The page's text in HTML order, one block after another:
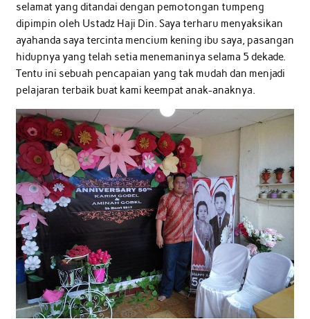
selamat yang ditandai dengan pemotongan tumpeng
dipimpin oleh Ustadz Haji Din. Saya terharu menyaksikan
ayahanda saya tercinta mencium kening ibu saya, pasangan
hidupnya yang telah setia menemaninya selama 5 dekade.
Tentu ini sebuah pencapaian yang tak mudah dan menjadi
pelajaran terbaik buat kami keempat anak-anaknya.